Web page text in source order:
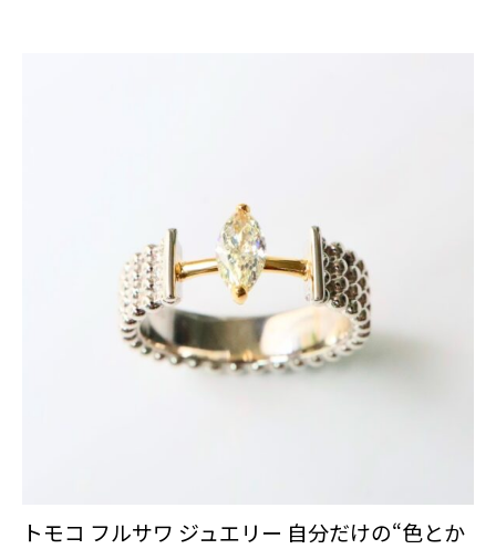
トモコ フルサワ ジュエリー 自分だけの“色とか